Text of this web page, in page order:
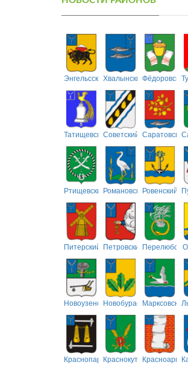
ЭнгельсскийХвалынскийФёдоровский
ТатищевскийСоветский Саратовский
РтищевскийРомановскийРовенский
Питерский Петровский
НовоузенскийНовобурасскийМарксовский
Краснопартизанский
Краснокутский